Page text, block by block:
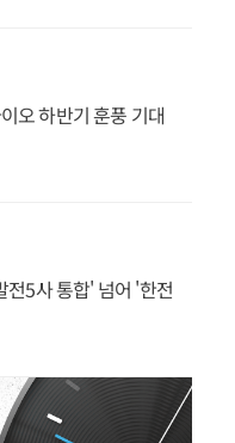
오 하반기 훈풍 기대
전5사 통합' 넘어 '한전